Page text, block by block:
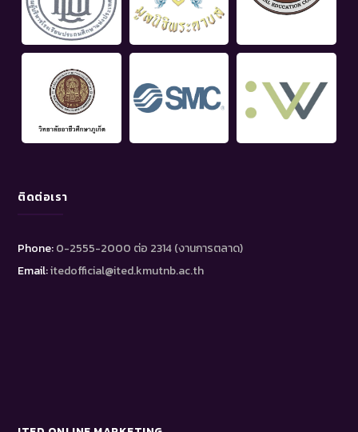
ติดต่อเรา
Phone:0-2555-2000 ต่อ 2314 (งานการตลาด)
Email:itedofficial@ited.kmutnb.ac.th